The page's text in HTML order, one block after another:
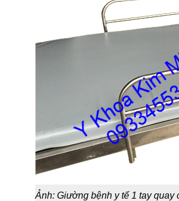
Ảnh: Giường bệnh y tế 1 tay